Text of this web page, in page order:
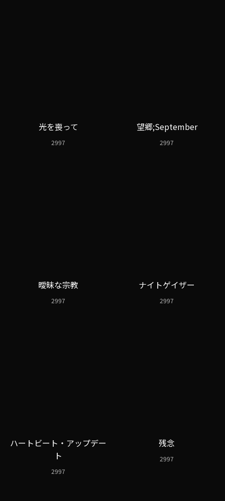
光を喪って
2997
望郷;September
2997
曖昧な宗教
2997
ナイトゲイザー
2997
ハートビート・アップデー
ト
2997
残念
2997